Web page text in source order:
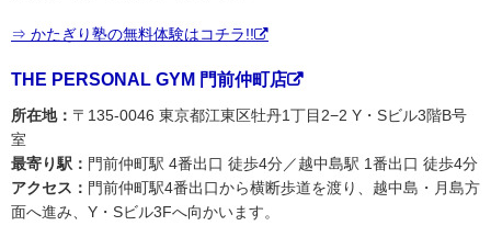
⇒ かたぎり塾の無料体験はコチラ!!
THE PERSONAL GYM 門前仲町店
所在地： 〒135-0046 東京都江東区牡丹1丁目2−2 Y・Sビル3階B号
室
最寄り駅： 門前仲町駅 4番出口 徒歩4分／越中島駅 1番出口 徒歩4分
アクセス： 門前仲町駅4番出口から横断歩道を渡り、越中島・月島方
面へ進み、Y・Sビル3Fへ向かいます。